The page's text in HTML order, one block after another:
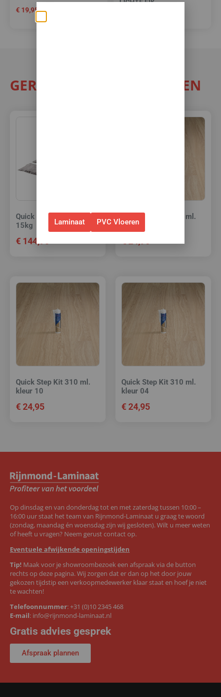
€ 19,95
LICHTE EIK
GERELATEERDE PRODUCTEN
Quick Step PVC lijm
15kg
€ 144,95
Quick Step Kit 310 ml.
kleur 14
Quick Step Kit 310 ml.
kleur 10
€24,95
Quick Step Kit 310 ml.
kleur 04
€24,95
Op dinsdag en van donderdag tot en met zaterdag tussen 10:00 –
16:00 uur staat het team van Rijnmond-Laminaat u graag te woord
(zondag, maandag én woensdag zijn wij gesloten). Wilt u meer weten
of heeft u vragen? Neem gerust contact op.
Eventuele afwijkende openingstijden
Tip! Maak voor je showroombezoek een afspraak via de button
rechts op deze pagina. Wij zorgen dat er dan op het door jouw
gekozen tijdstip een verkoopmedewerker klaar staat en hoef je niet
te wachten!
Telefoonnummer:+31 (0)10 2345 468
E-mail: info@rijnmond-laminaat.nl
Gratis advies gesprek
Afspraak plannen
Laminaat PVC Vloeren